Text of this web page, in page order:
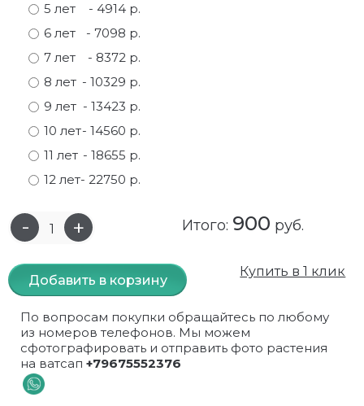
Самшит
Сирень
Спирея
Форзиция
Шиповник декоративный красный
Юкка
Малиновое дерево
Миндаль
Облепиха высокорослая
Облепиха высокорослая, раскидистая
Орех (Фундук)
Сливы
Хурма
Черемуховое дерева
Черешни
Кизил
Крыжовник
Малина
На штамбе
Облепиха
От производителя
Рябина
Рябина красная
Рябина черноплодная
Мускусные
Оранжевые розы
Парковые
Пионовидные
Плетистые
разноцветные
Роза ругоза
Розовые розы
Розы фиолетовые
5 лет
- 4914 р.
6 лет
- 7098 р.
7 лет
- 8372 р.
8 лет - 10329 р.
9 лет - 13423 р.
10 лет- 14560 р.
11 лет - 18655 р.
12 лет- 22750 р.
Итого: 900 руб.
Добавить в корзину
Купить в 1 клик
По вопросам покупки обращайтесь по любому
из номеров телефонов. Мы можем
сфотографировать и отправить фото растения
на ватсап +79675552376